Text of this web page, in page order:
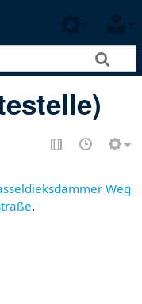
Weg
.